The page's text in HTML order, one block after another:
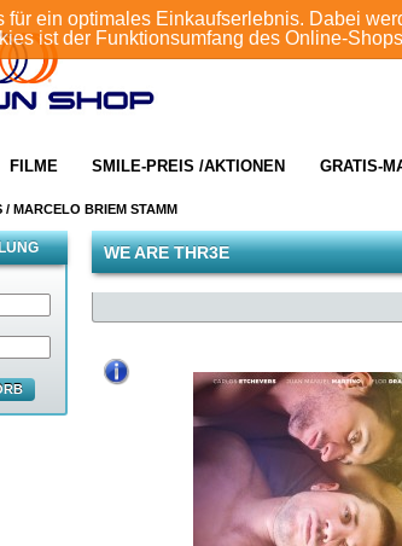
ein optimales Einkaufserlebnis. Dabei
ist der Funktionsumfang des Online-
FILME SMILE-PREIS /AKTIONEN GRATIS-
/ MARCELO BRIEM STAMM
WE ARE THR3E